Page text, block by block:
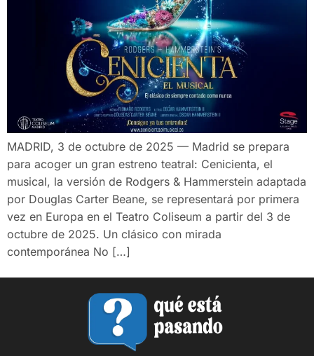
MADRID, 3 de octubre de 2025 — Madrid se prepara
para acoger un gran estreno teatral: Cenicienta, el
musical, la versión de Rodgers & Hammerstein adaptada
por Douglas Carter Beane, se representará por primera
vez en Europa en el Teatro Coliseum a partir del 3 de
octubre de 2025. Un clásico con mirada
contemporánea No […]